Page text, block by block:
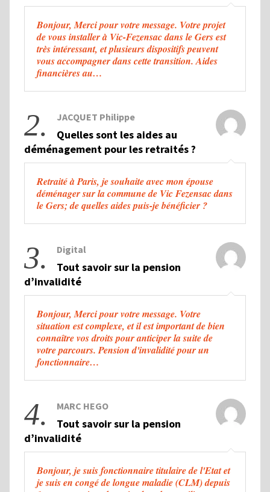
Bonjour, Merci pour votre message. Votre projet
de vous installer à Vic-Fezensac dans le Gers est
très intéressant, et plusieurs dispositifs peuvent
vous accompagner dans cette transition. Aides
financières au…
2. JACQUET Philippe
Quelles sont les aides au
déménagement pour les retraités ?
Retraité à Paris, je souhaite avec mon épouse
déménager sur la commune de Vic Fezensac dans
le Gers; de quelles aides puis-je bénéficier ?
3. Digital
Tout savoir sur la pension
d’invalidité
Bonjour, Merci pour votre message. Votre
situation est complexe, et il est important de bien
connaître vos droits pour anticiper la suite de
votre parcours. Pension d'invalidité pour un
fonctionnaire…
4. MARC HEGO
Tout savoir sur la pension
d’invalidité
Bonjour, je suis fonctionnaire titulaire de l'Etat et
je suis en congé de longue maladie (CLM) depuis